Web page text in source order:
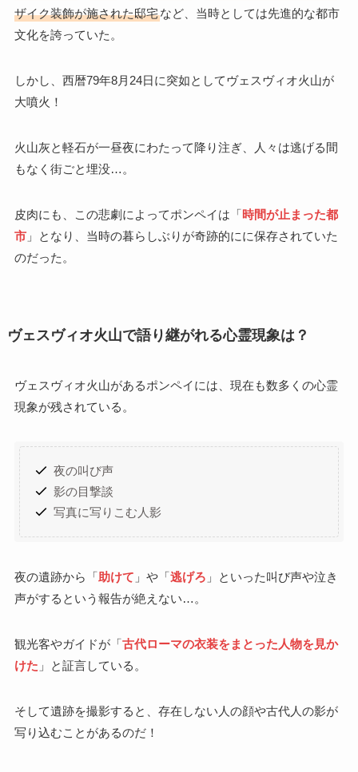
ザイク装飾が施された邸宅など、当時としては先進的な都市
文化を誇っていた。
しかし、西暦79年8月24日に突如としてヴェスヴィオ火山が
大噴火！
火山灰と軽石が一昼夜にわたって降り注ぎ、人々は逃げる間
もなく街ごと埋没…。
皮肉にも、この悲劇によってポンペイは「時間が止まった都
市」となり、当時の暮らしぶりが奇跡的にに保存されていた
のだった。
ヴェスヴィオ火山で語り継がれる心霊現象は？
ヴェスヴィオ火山があるポンペイには、現在も数多くの心霊
現象が残されている。
夜の叫び声
影の目撃談
写真に写りこむ人影
夜の遺跡から「助けて 」や「逃げろ 」といった叫び声や泣き
声がするという報告が絶えない…。
観光客やガイドが「古代ローマの衣装をまとった人物を見か
けた 」と証言している。
そして遺跡を撮影すると、存在しない人の顔や古代人の影が
写り込むことがあるのだ！